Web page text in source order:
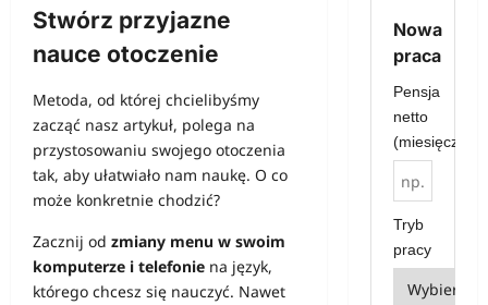
Stwórz przyjazne
nauce otoczenie
Metoda, od której chcielibyśmy
zacząć nasz artykuł, polega na
przystosowaniu swojego otoczenia
tak, aby ułatwiało nam naukę. O co
może konkretnie chodzić?
Zacznij od zmiany menu w swoim
komputerze i telefonie na język,
którego chcesz się nauczyć. Nawet
Nowa
praca
Pensja
netto
(miesięcznie)
Tryb
pracy